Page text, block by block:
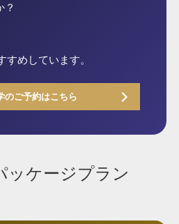
？
すめしています。
のご予約はこちら
ッケージプラン